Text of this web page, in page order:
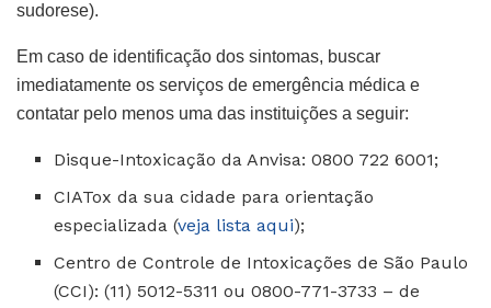
sudorese).
Em caso de identificação dos sintomas, buscar
imediatamente os serviços de emergência médica e
contatar pelo menos uma das instituições a seguir:
Disque-Intoxicação da Anvisa: 0800 722 6001;
CIATox da sua cidade para orientação
especializada (veja lista aqui);
Centro de Controle de Intoxicações de São Paulo
(CCI): (11) 5012-5311 ou 0800-771-3733 – de